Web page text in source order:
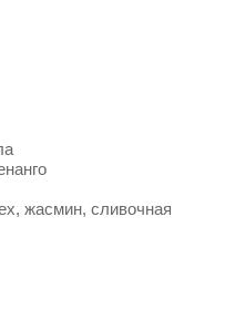
жасмин, сливочная